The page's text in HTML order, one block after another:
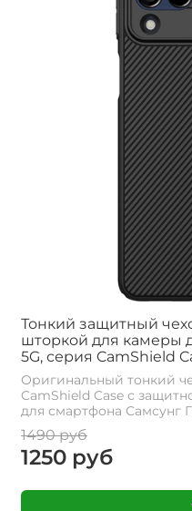
Тонкий защитный
шторкой для камеры
5G, серия CamShield
Оригинальный тонкий
CamShield Case с
для смартфона Самсунг
1490 руб
1250 руб